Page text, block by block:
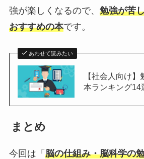
強が楽しくなるので、 勉強が苦
おすすめの本です。
あわせて読みたい
【社会人向け
本ランキング14
まとめ
今回は「 脳の仕組み・脳科学の